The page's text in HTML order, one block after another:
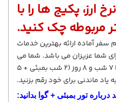
ارز، پکیج ها را با
مربوطه چک کنید.
سفر آماده ارائه بهترین خدمات
شما عزیزان می باشد. شما می
توانید با انتخاب تور بمبئی + گوا 7 شب و 8 روز (2 شب بمبئی + 5
ماندنی برای خود رقم بزنید.
درباره تور بمبئی + گوا بدانید: